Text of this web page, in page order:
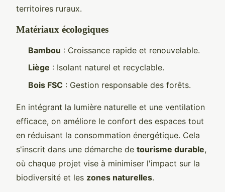
territoires ruraux.
Matériaux écologiques
Bambou : Croissance rapide et renouvelable.
Liège : Isolant naturel et recyclable.
Bois FSC : Gestion responsable des forêts.
En intégrant la lumière naturelle et une ventilation
efficace, on améliore le confort des espaces tout
en réduisant la consommation énergétique. Cela
s'inscrit dans une démarche de tourisme durable,
où chaque projet vise à minimiser l'impact sur la
biodiversité et les zones naturelles.